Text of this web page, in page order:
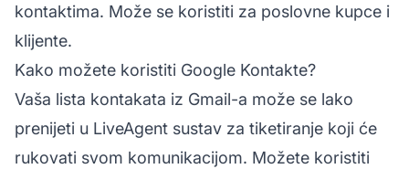
kontaktima. Može se koristiti za poslovne kupce i
klijente.
Kako možete koristiti Google Kontakte?
Vaša lista kontakata iz Gmail-a može se lako
prenijeti u LiveAgent sustav za tiketiranje koji će
rukovati svom komunikacijom. Možete koristiti